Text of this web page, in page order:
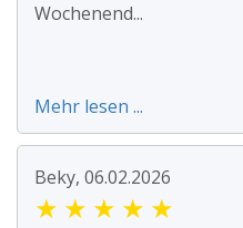
Wochenend...
Mehr lesen ...
Beky, 06.02.2026
★ ★ ★ ★ ★